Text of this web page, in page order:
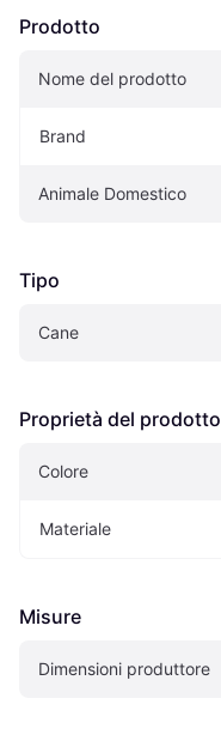
Prodotto
Nome del prodotto
Brand
Animale Domestico
Tipo
Cane
Proprietà del prodotto
Colore
Materiale
Misure
Dimensioni produttore